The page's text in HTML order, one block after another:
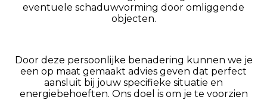
eventuele schaduwvorming door omliggende
objecten.
Door deze persoonlijke benadering kunnen we je
een op maat gemaakt advies geven dat perfect
aansluit bij jouw specifieke situatie en
energiebehoeften. Ons doel is om je te voorzien